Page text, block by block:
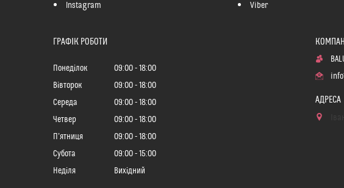
Instagram Viber
ГРАФІК РОБОТИ
Понеділок 09:00
18:00
Вівторок
09:00
18:00
Середа
09:00
18:00
Четвер
09:00
18:00
Пʼятниця
09:00
18:00
Субота
09:00
15:00
Неділя
Вихідний